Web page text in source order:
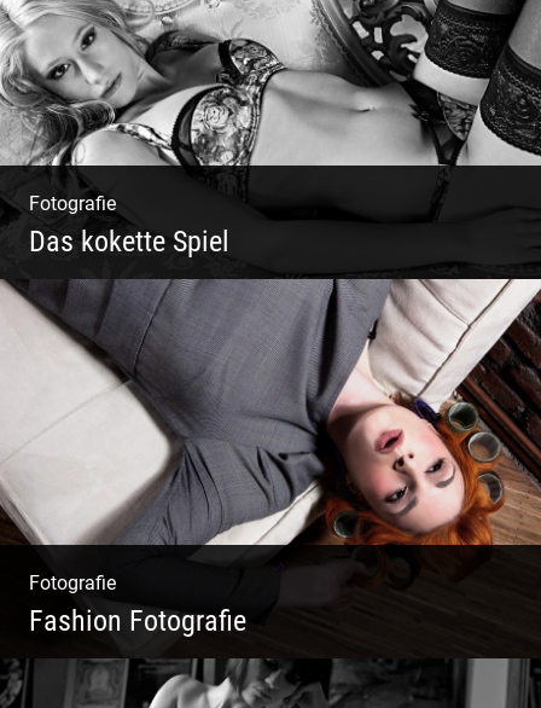
Fotografie
Das kokette Spiel
Sinnlich inszeniert, spielerische Poesie
Fotografie
Fashion Fotografie
Mode|Menschen|Magazin